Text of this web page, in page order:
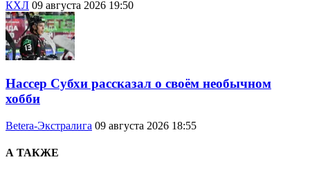
КХЛ 09 августа 2026 19:50
Нассер Субхи рассказал о своём необычном
хобби
Betera-Экстралига 09 августа 2026 18:55
А ТАКЖЕ